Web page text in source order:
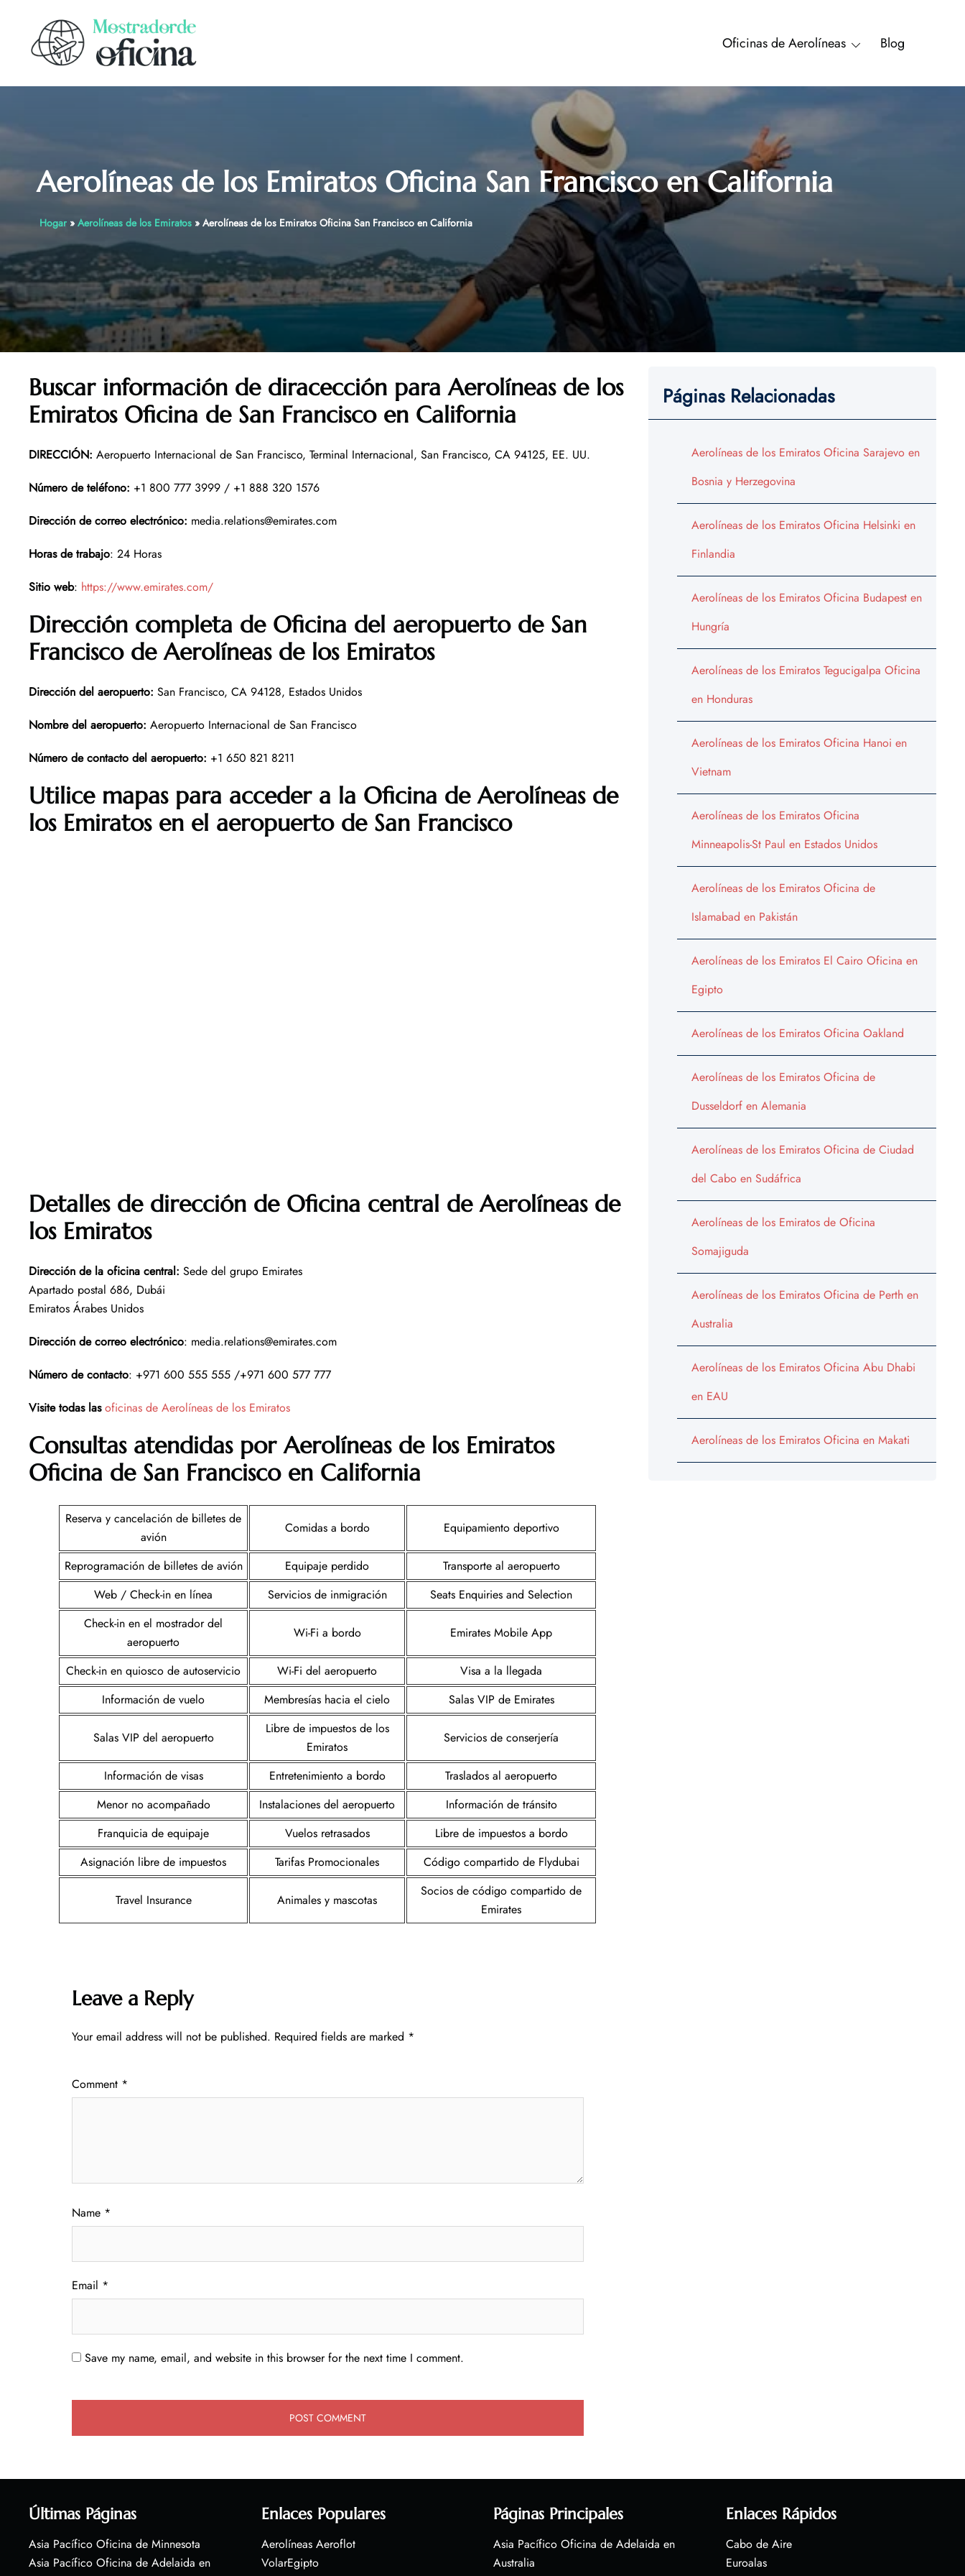
content
Oficinas de Aerolíneas Blog
Aerolíneas de los Emiratos Oficina San Francisco en California
Hogar» Aerolíneas de los Emiratos» Aerolíneas de los Emiratos Oficina San Francisco en California
Buscar información de diracección para Aerolíneas de los
Emiratos Oficina de San Francisco en California
DIRECCIÓN: Aeropuerto Internacional de San Francisco, Terminal Internacional, San Francisco, CA 94125, EE. UU.
Número de teléfono: +1 800 777 3999 / +1 888 320 1576
Dirección de correo electrónico: media.relations@emirates.com
Horas de trabajo: 24 Horas
Sitio web: https://www.emirates.com/
Dirección completa de Oficina del aeropuerto de San
Francisco de Aerolíneas de los Emiratos
Dirección del aeropuerto: San Francisco, CA 94128, Estados Unidos
Nombre del aeropuerto: Aeropuerto Internacional de San Francisco
Número de contacto del aeropuerto: +1 650 821 8211
Utilice mapas para acceder a la Oficina de Aerolíneas de
los Emiratos en el aeropuerto de San Francisco
Detalles de dirección de Oficina central de Aerolíneas de
los Emiratos
Dirección de la oficina central: Sede del grupo Emirates
Apartado postal 686, Dubái
Emiratos Árabes Unidos
Dirección de correo electrónico: media.relations@emirates.com
Número de contacto: +971 600 555 555 /+971 600 577 777
Visite todas las oficinas de Aerolíneas de los Emiratos
Consultas atendidas por Aerolíneas de los Emiratos
Oficina de San Francisco en California
Reserva y cancelación de billetes de
avión
Comidas a bordo Equipamiento deportivo
Reprogramación de billetes de avión Equipaje perdido
Transporte al aeropuerto
Web / Check-in en línea
Servicios de inmigración
Seats Enquiries and Selection
Check-in en el mostrador del
aeropuerto
Wi-Fi a bordo Emirates Mobile App
Check-in en quiosco de autoservicio Wi-Fi del aeropuerto
Visa a la llegada
Información de vuelo
Membresías hacia el cielo Salas VIP de Emirates
Salas VIP del aeropuerto
Libre de impuestos de los
Emiratos
Servicios de conserjería
Información de visas Entretenimiento a bordo
Traslados al aeropuerto
Menor no acompañado
Instalaciones del aeropuerto
Información de tránsito
Franquicia de equipaje
Vuelos retrasados
Libre de impuestos a bordo
Asignación libre de impuestos
Tarifas Promocionales Código compartido de Flydubai
Travel Insurance Animales y mascotas
Socios de código compartido de
Emirates
Leave a Reply
Your email address will not be published. Required fields are marked *
Comment *
Name *
Email *
Save my name, email, and website in this browser for the next time I comment.
Páginas Relacionadas
Aerolíneas de los Emiratos Oficina Sarajevo en
Bosnia y Herzegovina
Aerolíneas de los Emiratos Oficina Helsinki en
Finlandia
Aerolíneas de los Emiratos Oficina Budapest en
Hungría
Aerolíneas de los Emiratos Tegucigalpa Oficina
en Honduras
Aerolíneas de los Emiratos Oficina Hanoi en
Vietnam
Aerolíneas de los Emiratos Oficina
Minneapolis-St Paul en Estados Unidos
Aerolíneas de los Emiratos Oficina de
Islamabad en Pakistán
Aerolíneas de los Emiratos El Cairo Oficina en
Egipto
Aerolíneas de los Emiratos Oficina Oakland
Aerolíneas de los Emiratos Oficina de
Dusseldorf en Alemania
Aerolíneas de los Emiratos Oficina de Ciudad
del Cabo en Sudáfrica
Aerolíneas de los Emiratos de Oficina
Somajiguda
Aerolíneas de los Emiratos Oficina de Perth en
Australia
Aerolíneas de los Emiratos Oficina Abu Dhabi
en EAU
Aerolíneas de los Emiratos Oficina en Makati
Últimas Páginas
Asia Pacífico Oficina de Minnesota
Asia Pacífico Oficina de Adelaida en
Enlaces Populares
Aerolíneas Aeroflot
VolarEgipto
Páginas Principales
Asia Pacífico Oficina de Adelaida en
Australia
Enlaces Rápidos
Cabo de Aire
Euroalas